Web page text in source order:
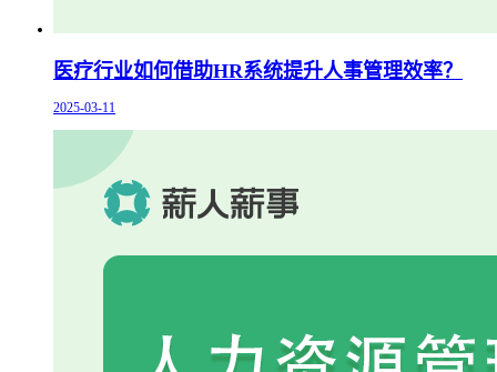
医疗行业如何借助HR系统提升人事管理效率？
2025-03-11